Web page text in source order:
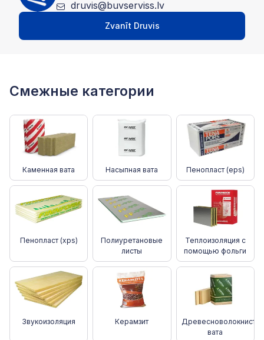
druvis@buvserviss.lv
Zvanīt Druvis
Смежные категории
Каменная вата Насыпная вата Пенопласт (eps)
Пенопласт (xps)
Полиуретановые
листы
Теплоизоляция с
помощью фольги
Звукоизоляция Керамзит
Древесноволокнистая
вата